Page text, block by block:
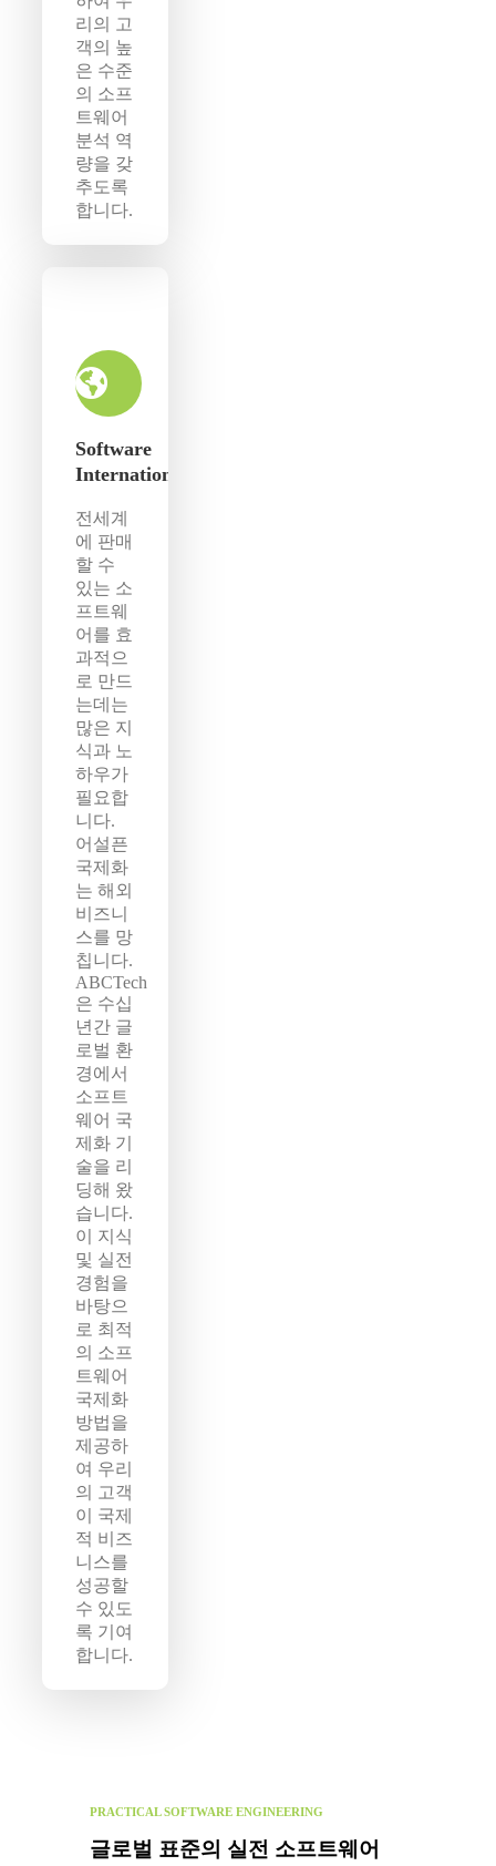
리의 고
객의 높
은 수준
의 소프
트웨어
분석 역
량을 갖
추도록
합니다.
Software
Internationalization
전세계
에 판매
할 수
있는 소
프트웨
어를 효
과적으
로 만드
는데는
많은 지
식과 노
하우가
필요합
니다.
어설픈
국제화
는 해외
비즈니
스를 망
칩니다.
ABCTech
은 수십
년간 글
로벌 환
경에서
소프트
웨어 국
제화 기
술을 리
딩해 왔
습니다.
이 지식
및 실전
경험을
바탕으
로 최적
의 소프
트웨어
국제화
방법을
제공하
여 우리
의 고객
이 국제
적 비즈
니스를
성공할
수 있도
록 기여
합니다.
PRACTICAL SOFTWARE ENGINEERING
글로벌 표준의 실전 소프트웨어